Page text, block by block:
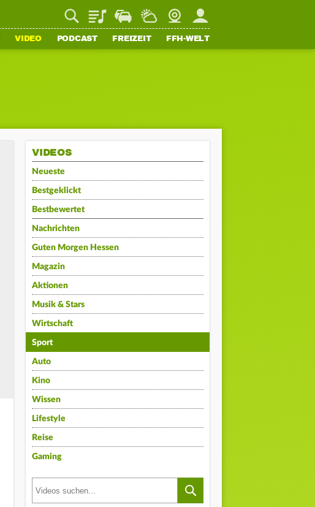
PlaylistStaupilotWetterWebcamMein FFH
VIDEO PODCAST FREIZEIT FFH-WELT
VIDEOS
Neueste
Bestgeklickt
Bestbewertet
Nachrichten
Guten Morgen Hessen
Magazin
Aktionen
Musik & Stars
Wirtschaft
Sport
Auto
Kino
Wissen
Lifestyle
Reise
Gaming